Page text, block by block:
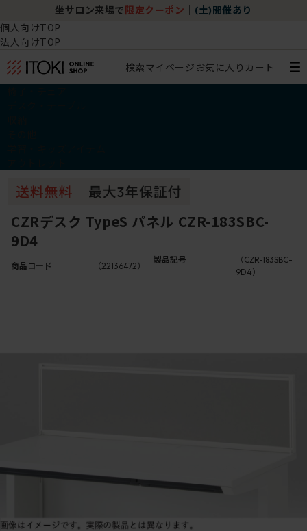
坐サロン来場で 限定クーポン (土)開催あり
個人向けTOP
法人向けTOP
検索マイページ お気に入り カート
CZRデスク TypeS パネル CZR-183SBC-
9D4
商品コード （22136472）
製品記号
（CZR-183SBC-
9D4）